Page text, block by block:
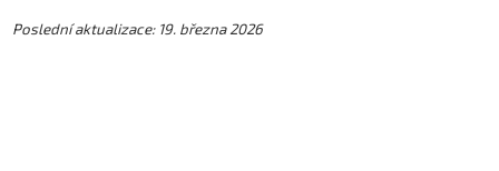
Poslední aktualizace: 19. března2026